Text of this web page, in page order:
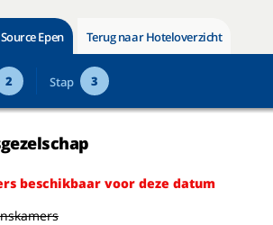
Epen Terug naar Hoteloverzicht
2 Stap 3
beschikbaar voor deze datum